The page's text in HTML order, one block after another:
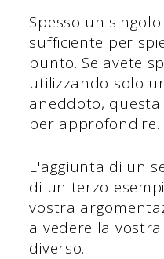
Spesso un
sufficiente per
punto. Se avete
utilizzando solo
aneddoto, questa
per approfondire.
L'aggiunta di un
di un terzo
vostra
a vedere la
diverso.